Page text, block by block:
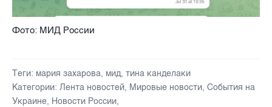
Фото: МИД России
Теги: мария захарова, мид, тина канделаки
Категории: Лента новостей, Мировые новости, События на
Украине, Новости России,